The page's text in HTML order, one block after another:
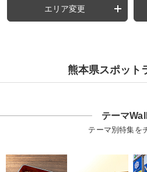
エリア変更
熊本県スポット
テーマ
テーマ別特集を